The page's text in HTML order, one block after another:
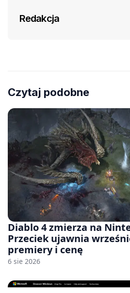
Redakcja
Czytaj podobne
Diablo 4 zmierza na
Przeciek ujawnia
premiery i cenę
6 sie 2026